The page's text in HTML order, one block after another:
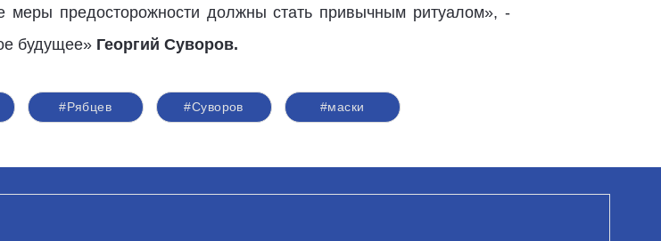
меры предосторожности должны стать привычным ритуалом», -
будущее» Георгий Суворов.
#Рябцев #Суворов #маски